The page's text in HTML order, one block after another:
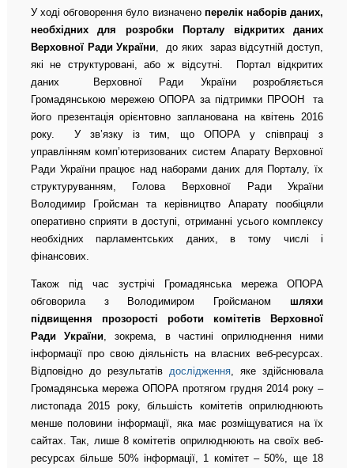
У ході обговорення було визначено перелік наборів даних,
необхідних для розробки Порталу відкритих даних
Верховної Ради України, до яких зараз відсутній доступ,
які не структуровані, або ж відсутні. Портал відкритих
даних Верховної Ради України розробляється
Громадянською мережею ОПОРА за підтримки ПРООН та
його презентація орієнтовно запланована на квітень 2016
року. У зв’язку із тим, що ОПОРА у співпраці з
управлінням комп’ютеризованих систем Апарату Верховної
Ради України працює над наборами даних для Порталу, їх
структуруванням, Голова Верховної Ради України
Володимир Гройсман та керівництво Апарату пообіцяли
оперативно сприяти в доступі, отриманні усього комплексу
необхідних парламентських даних, в тому числі і
фінансових.
Також під час зустрічі Громадянська мережа ОПОРА
обговорила з Володимиром Гройсманом шляхи
підвищення прозорості роботи комітетів Верховної
Ради України , зокрема, в частині оприлюднення ними
інформації про свою діяльність на власних веб-ресурсах.
Відповідно до результатів дослідження , яке здійснювала
Громадянська мережа ОПОРА протягом грудня 2014 року –
листопада 2015 року, більшість комітетів оприлюднюють
менше половини інформації, яка має розміщуватися на їх
сайтах. Так, лише 8 комітетів оприлюднюють на своїх веб-
ресурсах більше 50% інформації, 1 комітет – 50%, ще 18